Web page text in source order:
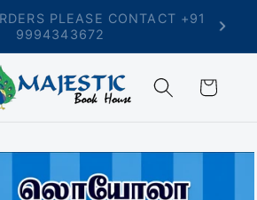
ON ORDERS ABOVE ₹699
Cart